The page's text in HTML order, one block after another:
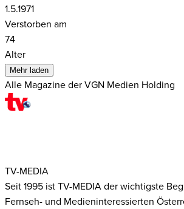
1.5.1971
Verstorben am
74
Alter
Mehr laden
Alle Magazine der VGN Medien Holding
TV-MEDIA
Seit 1995 ist TV-MEDIA der wichtigste
Fernseh- und Medieninteressierten